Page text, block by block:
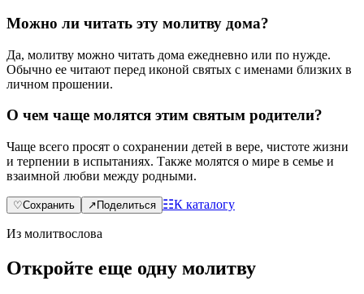
Можно ли читать эту молитву дома?
Да, молитву можно читать дома ежедневно или по нужде.
Обычно ее читают перед иконой святых с именами близких в
личном прошении.
О чем чаще молятся этим святым родители?
Чаще всего просят о сохранении детей в вере, чистоте жизни
и терпении в испытаниях. Также молятся о мире в семье и
взаимной любви между родными.
♡Сохранить ↗ Поделиться ☷К каталогу
Из молитвослова
Откройте еще одну молитву